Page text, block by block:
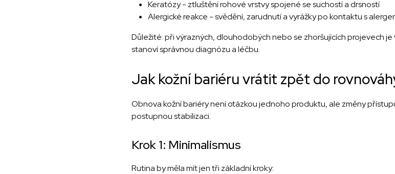
Keratózy - ztluštění rohové vrstvy spojené se suchostí a drsností
Alergické reakce - svědění, zarudnutí a vyrážky po kontaktu s
Důležité: při výrazných, dlouhodobých nebo se zhoršujících projevech
stanoví správnou diagnózu a léčbu.
Jak kožní bariéru vrátit zpět do
Obnova kožní bariéry není otázkou jednoho produktu, ale změny
postupnou stabilizaci.
Krok 1: Minimalismus
Rutina by měla mít jen tři základní kroky: